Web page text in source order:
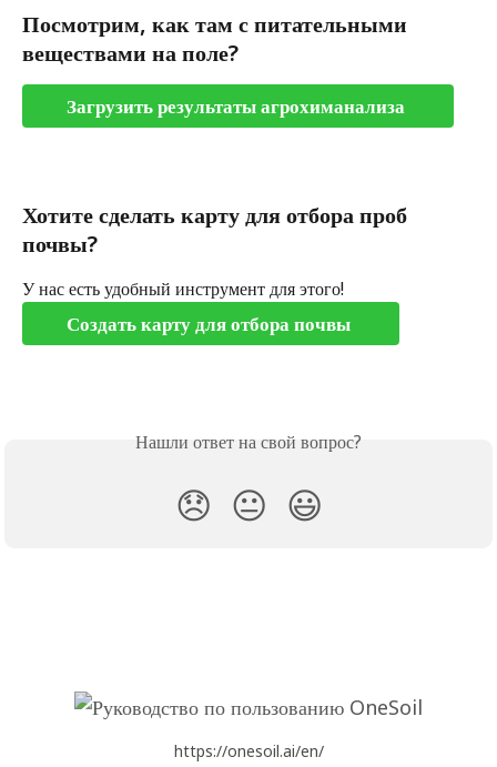
Посмотрим, как там с питательными
веществами на поле?
Загрузить результаты агрохиманализа
Хотите сделать карту для отбора проб
почвы?
У нас есть удобный инструмент для этого!
Создать карту для отбора почвы
Нашли ответ на свой вопрос?
😞 😐 😃
https://onesoil.ai/en/